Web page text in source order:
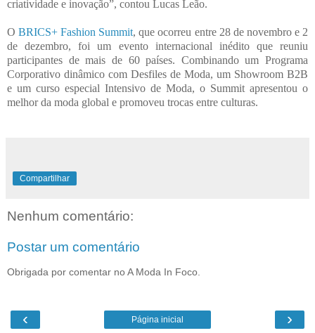
criatividade e inovação”, contou Lucas Leão.
OBRICS+ Fashion Summit, que ocorreu entre 28 de novembro e 2
de dezembro, foi um evento internacional inédito que reuniu
participantes de mais de 60 países. Combinando um Programa
Corporativo dinâmico com Desfiles de Moda, um Showroom B2B
e um curso especial Intensivo de Moda, o Summit apresentou o
melhor da moda global e promoveu trocas entre culturas.
Compartilhar
Nenhum comentário:
Postar um comentário
Obrigada por comentar no A Moda In Foco.
‹ ›
Página inicial